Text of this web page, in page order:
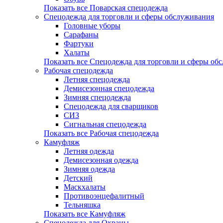
Показать все Поварская спецодежда
Спецодежда для торговли и сферы обслуживания
Головные уборы
Сарафаны
Фартуки
Халаты
Показать все Спецодежда для торговли и сферы
Рабочая спецодежда
Летняя спецодежда
Демисезонная спецодежда
Зимняя спецодежда
Спецодежда для сварщиков
СИЗ
Сигнальная спецодежда
Показать все Рабочая спецодежда
Камуфляж
Летняя одежда
Демисезонная одежда
Зимняя одежда
Детский
Маскхалаты
Противоэнцефалитный
Тельняшка
Показать все Камуфляж